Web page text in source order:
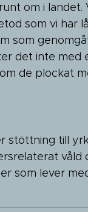
om i landet.
som vi har
som
det inte
de plockat
stöttning till
våld
som lever